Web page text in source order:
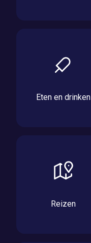
Eten en drinken
Reizen